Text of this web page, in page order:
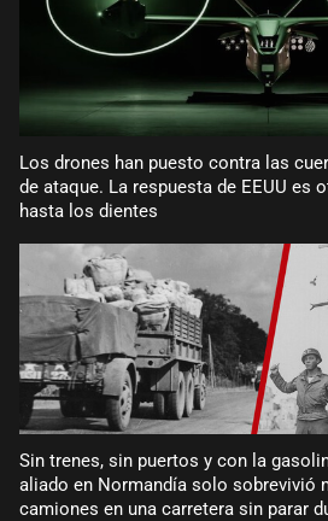
Los drones han puesto contra las
de ataque. La respuesta de EEUU es
hasta los dientes
Sin trenes, sin puertos y con la
aliado en Normandía solo sobrevivió
camiones en una carretera sin parar